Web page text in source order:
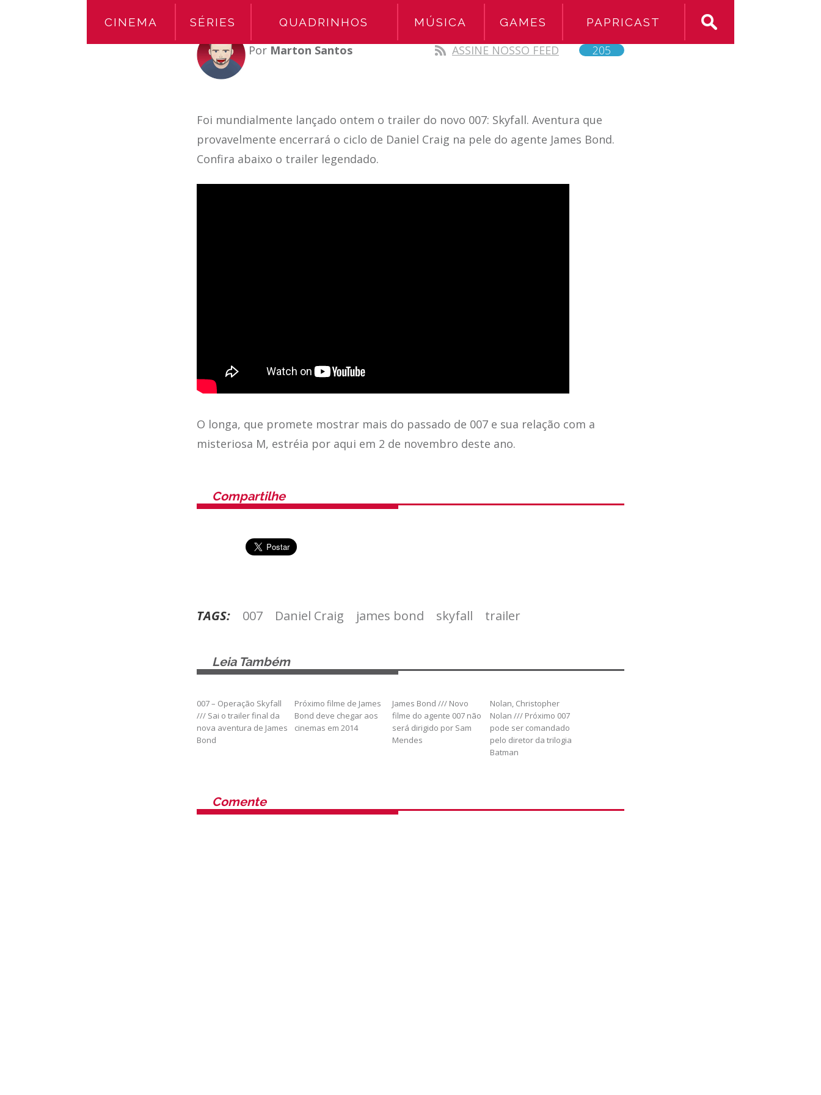
CINEMA SÉRIES QUADRINHOS MÚSICA GAMES PAPRICAST
Por Marton Santos ASSINE NOSSO FEED 205
Foi mundialmente lançado ontem o trailer do novo 007: Skyfall. Aventura que
provavelmente encerrará o ciclo de Daniel Craig na pele do agente James Bond.
Confira abaixo o trailer legendado.
O longa, que promete mostrar mais do passado de 007 e sua relação com a
misteriosa M, estréia por aqui em 2 de novembro deste ano.
Compartilhe
TAGS: 007 Daniel Craig james bond skyfall trailer
Leia Também
007 – Operação Skyfall
/// Sai o trailer final da
nova aventura de James
Bond
Próximo filme de James
Bond deve chegar aos
cinemas em 2014
James Bond /// Novo
filme do agente 007 não
será dirigido por Sam
Mendes
Nolan, Christopher
Nolan /// Próximo 007
pode ser comandado
pelo diretor da trilogia
Batman
Comente